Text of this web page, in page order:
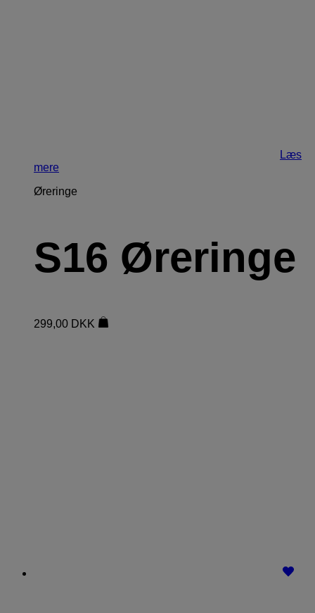
Læs
mere
Øreringe
S16 Øreringe
299,00 DKK